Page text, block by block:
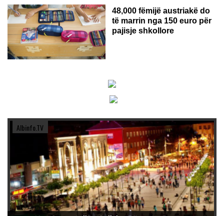
48,000 fëmijë austriakë do
të marrin nga 150 euro për
pajisje shkollore
Albinfo.TV